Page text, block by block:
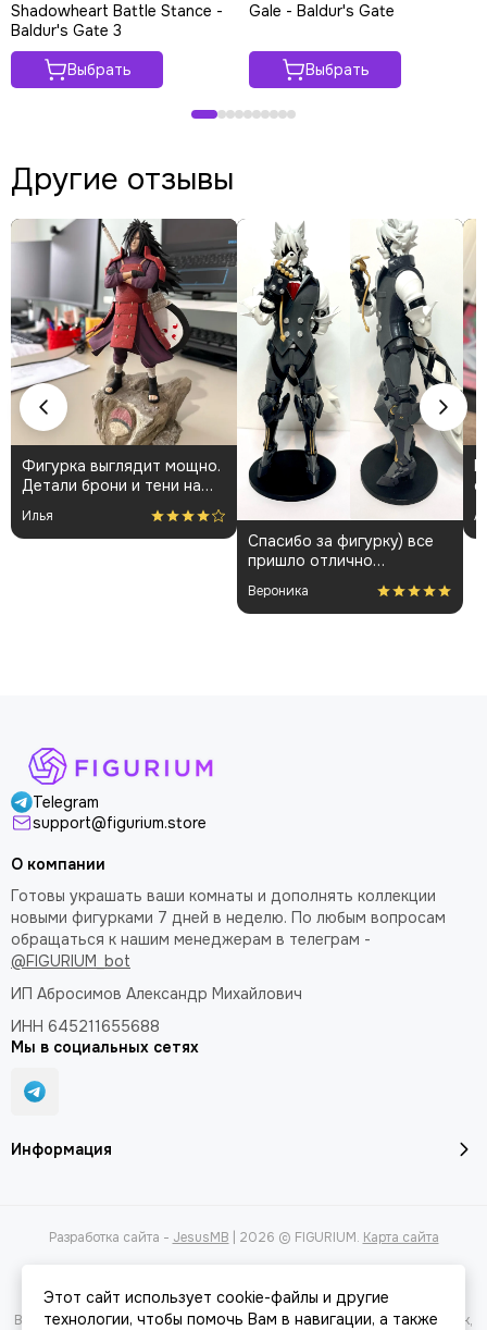
Shadowheart Battle Stance -
Baldur's Gate 3
Выбрать
Gale - Baldur's Gate
Выбрать
Другие отзывы
Фигурка выглядит мощно.
Детали брони и тени на
плаще проработаны
аккуратно. Пришла быстро
и без повреждений.
Илья
Спасибо за фигурку) все
пришло отлично
упакованным. Отдельная
благодарность за
покраску модели.
Вероника
Telegram
support@figurium.store
Информация
О компании
Готовы украшать ваши комнаты и дополнять коллекции
новыми фигурками 7 дней в неделю. По любым вопросам
обращаться к нашим менеджерам в телеграм -
@FIGURIUM_bot
ИП Абросимов Александр Михайлович
ИНН 645211655688
Мы в социальных сетях
Разработка сайта - JesusMB | 2026 © FIGURIUM. Карта сайта
Вся представленная на сайте информация, касающаяся характеристик,
Этот сайт использует cookie-файлы и другие
технологии, чтобы помочь Вам в навигации, а также